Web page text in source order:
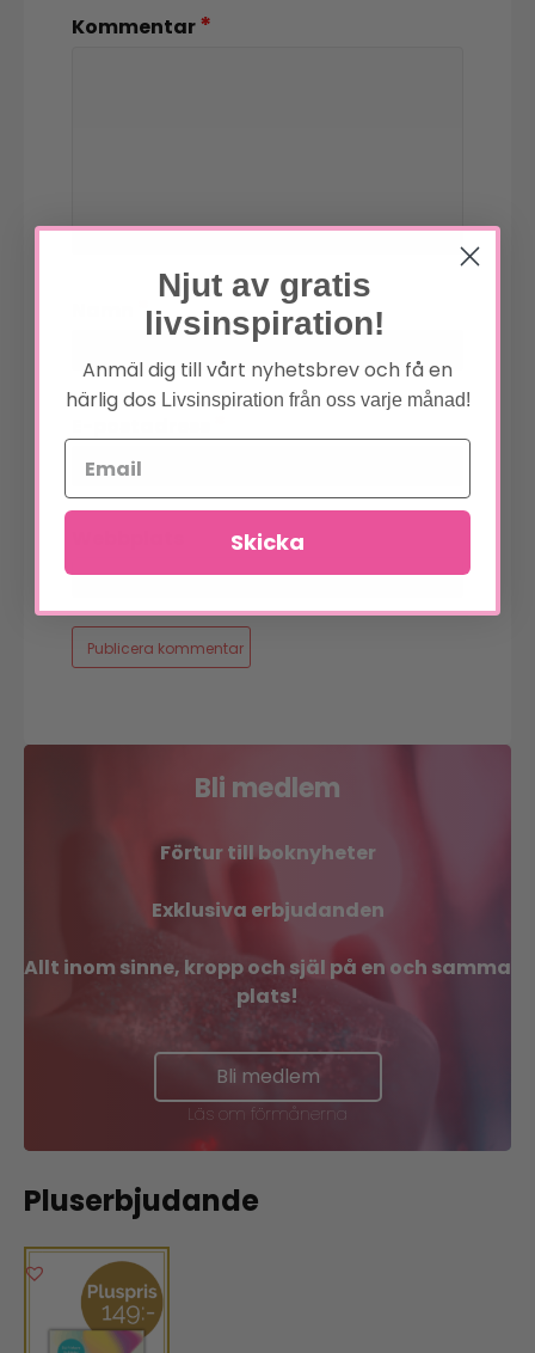
Kommentar*
*
Bli medlem
Förtur till boknyheter
Exklusiva erbjudanden
Allt inom sinne, kropp och själ på en och samma
plats!
Bli medlem
Läs om förmånerna
Pluserbjudande
Njut av gratis
livsinspiration!
Anmäl dig till vårt nyhetsbrev och få en
härlig dos Livsinspiration från oss varje månad!
Skicka